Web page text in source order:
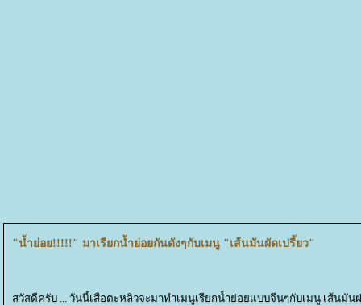
"น้ำย่อย!!!!!" มาเรียกน้ำย่อยกันดังๆกับเมนู "เส้นมันผัดเปรี้ยว"
สวัสดีครับ ... วันนี้เสือตะหลิวจะมาทำเมนูเรียกน้ำย่อยแบบจีนๆกับเมนู เส้น